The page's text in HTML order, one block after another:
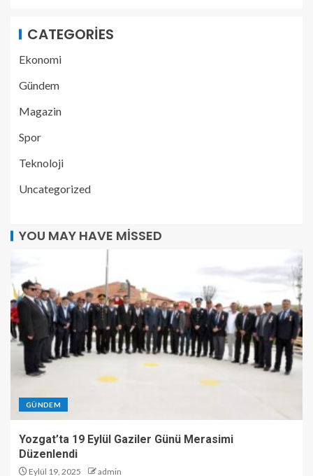
CATEGORIES
Ekonomi
Gündem
Magazin
Spor
Teknoloji
Uncategorized
YOU MAY HAVE MISSED
GÜNDEM
Yozgat’ta 19 Eylül Gaziler Günü Merasimi
Düzenlendi
Eylül 19, 2025 admin